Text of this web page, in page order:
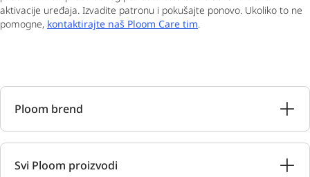
aktivacije uređaja. Izvadite patronu i pokušajte ponovo. Ukoliko to ne
pomogne, kontaktirajte naš Ploom Care tim.
Ploom brend
Svi Ploom proizvodi